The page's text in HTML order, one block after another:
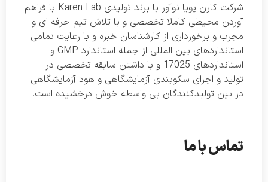
تماس با ما
شرکت کارن پویا نوآور با برند تولیدی Karen Lab با فراهم
آوردن محیطی کاملا تخصصی و با تلاش تیم حرفه ای و
مجرب و برخورداری از کارشناسان خبره و با رعایت تمامی
استانداردهای بین المللی از جمله استاندارد GMP و
استانداردهای 17025 و با داشتن سابقه تخصصی در
تولید و اجرای سکوبندی آزمایشگاهی و هود آزمایشگاهی
در بین تولیدکنندگان بی واسطه خوش درخشیده است.